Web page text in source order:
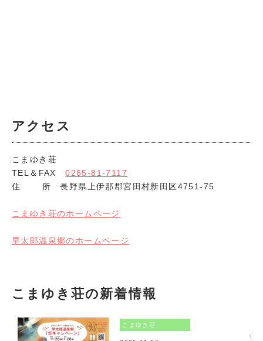
アクセス
こまゆき荘
TEL＆FAX0265-81-7117
住 所 長野県上伊那郡宮田村新田区4751-75
こまゆき荘のホームページ
早太郎温泉郷のホームページ
こまゆき荘の新着情報
こまゆき荘